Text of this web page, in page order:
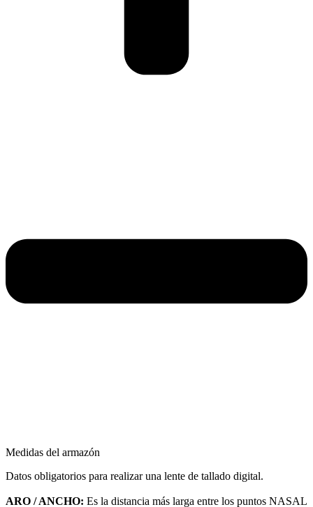
Medidas del armazón
Datos obligatorios para realizar una lente de tallado digital.
ARO / ANCHO: Es la distancia más larga entre los puntos NASAL